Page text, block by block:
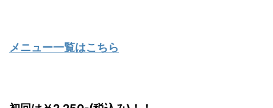
メニュー一覧はこちら